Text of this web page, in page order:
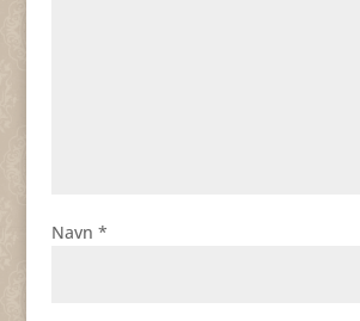
Navn *